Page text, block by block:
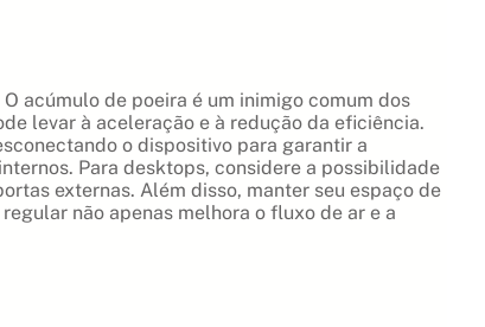
acúmulo de poeira é um inimigo comum dos
levar à aceleração e à redução da eficiência.
o dispositivo para garantir a
Para desktops, considere a possibilidade
externas. Além disso, manter seu espaço de
não apenas melhora o fluxo de ar e a